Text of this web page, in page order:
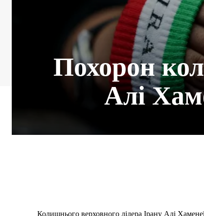
Похорон
Алі
Колишнього верховного лідера Ірану Алі